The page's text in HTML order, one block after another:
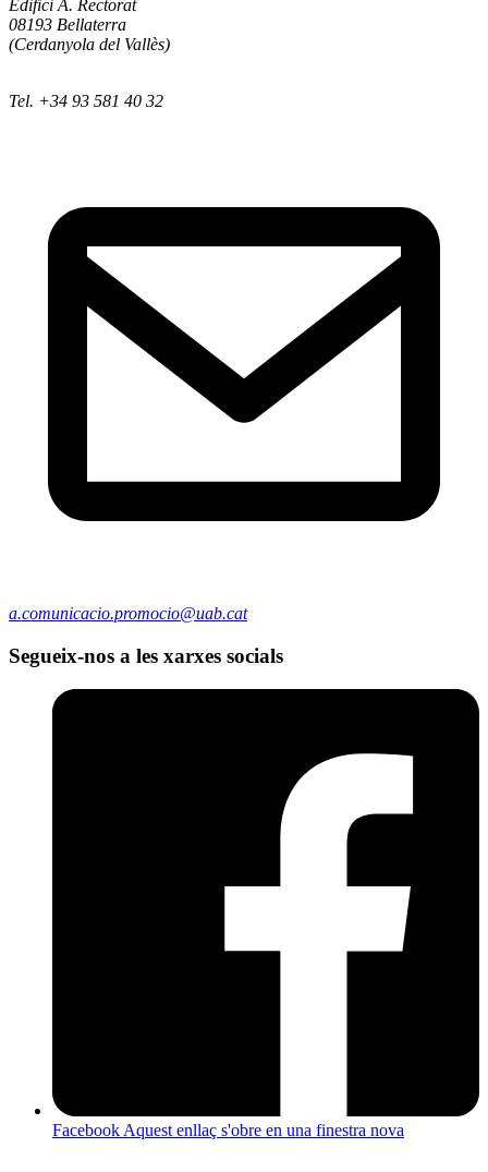
Edifici A. Rectorat
08193 Bellaterra
(Cerdanyola del Vallès)
Tel. +34 93 581 40 32
a.comunicacio.promocio@uab.cat
Segueix-nos a les xarxes socials
Facebook Aquest enllaç s'obre en una finestra nova